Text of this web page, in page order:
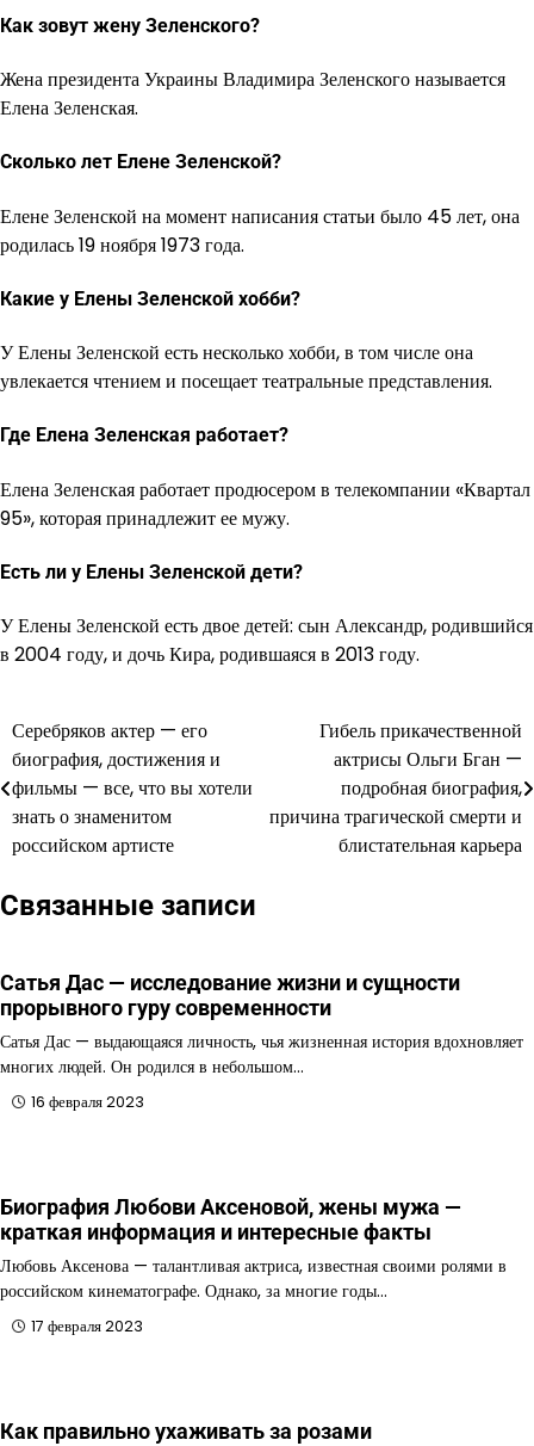
Как зовут жену Зеленского?
Жена президента Украины Владимира Зеленского называется
Елена Зеленская.
Сколько лет Елене Зеленской?
Елене Зеленской на момент написания статьи было 45 лет, она
родилась 19 ноября 1973 года.
Какие у Елены Зеленской хобби?
У Елены Зеленской есть несколько хобби, в том числе она
увлекается чтением и посещает театральные представления.
Где Елена Зеленская работает?
Елена Зеленская работает продюсером в телекомпании «Квартал
95», которая принадлежит ее мужу.
Есть ли у Елены Зеленской дети?
У Елены Зеленской есть двое детей: сын Александр, родившийся
в 2004 году, и дочь Кира, родившаяся в 2013 году.
Навигация
по
записям
Серебряков актер — его
биография, достижения и
фильмы — все, что вы хотели
знать о знаменитом
российском артисте
Гибель прикачественной
актрисы Ольги Бган —
подробная биография,
причина трагической смерти и
блистательная карьера
Связанные записи
Сатья Дас — исследование жизни и сущности
прорывного гуру современности
Сатья Дас — выдающаяся личность, чья жизненная история вдохновляет
многих людей. Он родился в небольшом…
16 февраля 2023
Биография Любови Аксеновой, жены мужа —
краткая информация и интересные факты
Любовь Аксенова — талантливая актриса, известная своими ролями в
российском кинематографе. Однако, за многие годы…
17 февраля 2023
Как правильно ухаживать за розами